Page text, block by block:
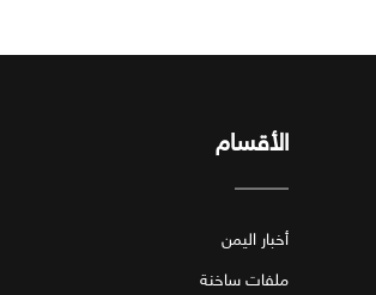
الأقسام
أخبار اليمن
ملفات ساخنة